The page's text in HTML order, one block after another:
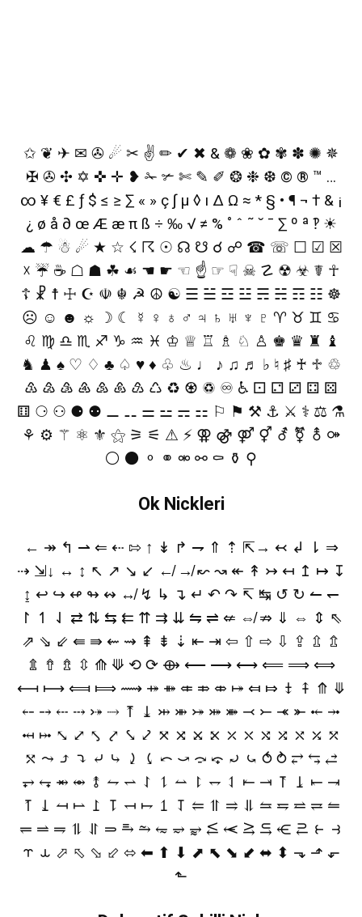
✩ ❦ ✈ ✉ ✇ ☄ ✂ ✌ ✏ ✔ ✖ & ❁ ❀ ✿ ✾ ✽ ✺ ✵
✠ ✇ ✣ ✡ ✜ ✛ ❥ ✁ ✃ ✄ ✎ ✐ ❂ ❉ ❆ © ® ™ …
∞ ¥ € £ ƒ $ ≤ ≥ ∑ « » ç ∫ µ ◊ ı ∆ Ω ≈ * § • ¶ ¬ † & ¡
¿ ø å ∂ œ Æ æ π ß ÷ ‰ √ ≠ % ˚ ˆ ˜ ˘ ¯ ∑ º ª ‽ ☀
☁ ☂ ☃ ☄ ★ ☆ ☇ ☈ ☉ ☊ ☋ ☌ ☍ ☎ ☏ ☐ ☑ ☒
☓ ☔ ☕ ☖ ☗ ☘ ☙ ☚ ☛ ☜ ☝ ☞ ☟ ☠ ☡ ☢ ☣ ☤ ☥
☦ ☧ ☨ ☩ ☪ ☫ ☬ ☭ ☮ ☯ ☰ ☱ ☲ ☳ ☴ ☵ ☶ ☷ ☸
☹ ☺ ☻ ☼ ☽ ☾ ☿ ♀ ♁ ♂ ♃ ♄ ♅ ♆ ♇ ♈ ♉ ♊ ♋
♌ ♍ ♎ ♏ ♐ ♑ ♒ ♓ ♔ ♕ ♖ ♗ ♘ ♙ ♚ ♛ ♜ ♝
♞ ♟ ♠ ♡ ♢ ♣ ♤ ♥ ♦ ♧ ♨ ♩ ♪ ♫ ♬ ♭ ♮ ♯ ♰ ♱ ♲
♳ ♴ ♵ ♶ ♷ ♸ ♹ ♺ ♻ ♼ ♽ ♾ ♿ ⚀ ⚁ ⚂ ⚃ ⚄
⚅ ⚆ ⚇ ⚈ ⚉ ⚊ ⚋ ⚌ ⚍ ⚎ ⚏ ⚐ ⚑ ⚒ ⚓ ⚔ ⚕ ⚖ ⚗
⚘ ⚙ ⚚ ⚛ ⚜ ⚝ ⚞ ⚟ ⚠ ⚡ ⚢ ⚣ ⚤ ⚥ ⚦ ⚧ ⚨ ⚩
⚪ ⚫ ⚬ ⚭ ⚮ ⚯ ⚰ ⚱ ⚲
Ok Nickleri
← ↠ ↰ ⇀ ⇐ ⇠ ⇰ ↑ ↡ ↱ ⇁ ⇑ ⇡ ⇱→ ↢ ↲ ⇂ ⇒
⇢ ⇲↓ ↔ ↕ ↖ ↗ ↘ ↙ ↚ ↛ ↜ ↝ ↞ ↟ ↣ ↤ ↥ ↦ ↧
↨ ↩ ↪ ↫ ↬ ↭ ↮ ↯ ↳ ↴ ↵ ↶ ↷ ↸ ↹ ↺ ↻ ↼ ↽
↾ ↿ ⇃ ⇄ ⇅ ⇆ ⇇ ⇈ ⇉ ⇊ ⇋ ⇌ ⇍ ⇎ ⇏ ⇓ ⇔ ⇕ ⇖
⇗ ⇘ ⇙ ⇚ ⇛ ⇜ ⇝ ⇞ ⇟ ⇣ ⇤ ⇥ ⇦ ⇧ ⇨ ⇩ ⇪ ⇫ ⇬
⇭ ⇮ ⇯ ⇳ ⟰ ⟱ ⟲ ⟳ ⟴ ⟵ ⟶ ⟷ ⟸ ⟹ ⟺
⟻ ⟼ ⟽ ⟾ ⟿ ⤀ ⤁ ⤂ ⤃ ⤄ ⤅ ⤆ ⤇ ⤈ ⤉ ⤊ ⤋
⤌ ⤍ ⤎ ⤏ ⤐ ⤑ ⤒ ⤓ ⤔ ⤕ ⤖ ⤗ ⤘ ⤙ ⤚ ⤛ ⤜ ⤝ ⤞
⤟ ⤠ ⤡ ⤢ ⤣ ⤤ ⤥ ⤦ ⤧ ⤨ ⤩ ⤪ ⤫ ⤬ ⤭ ⤮ ⤯ ⤰ ⤱
⤲ ⤳ ⤴ ⤵ ⤶ ⤷ ⤸ ⤹ ⤺ ⤻ ⤼ ⤽ ⤾ ⤿ ⥀ ⥁ ⥂ ⥃ ⥄
⥅ ⥆ ⥇ ⥈ ⥉ ⥊ ⥋ ⥌ ⥍ ⥎ ⥏ ⥐ ⥑ ⥒ ⥓ ⥔ ⥕ ⥖ ⥗
⥘ ⥙ ⥚ ⥛ ⥜ ⥝ ⥞ ⥟ ⥠ ⥡ ⥢ ⥣ ⥤ ⥥ ⥦ ⥧ ⥨ ⥩ ⥪
⥫ ⥬ ⥭ ⥮ ⥯ ⥰ ⥱ ⥲ ⥳ ⥴ ⥵ ⥶ ⥷ ⥸ ⥹ ⥺ ⥻ ⥼ ⥽
⥾ ⥿ ⬀ ⬁ ⬂ ⬃ ⬄ ⬅ ⬆ ⬇ ⬈ ⬉ ⬊ ⬋ ⬌ ⬍ ⬎ ⬏ ⬐
⬑